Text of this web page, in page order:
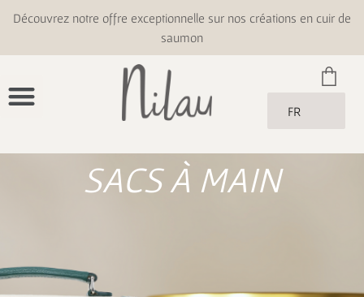
Découvrez notre offre exceptionnelle sur nos créations en cuir de
saumon
FR
SACS À MAIN